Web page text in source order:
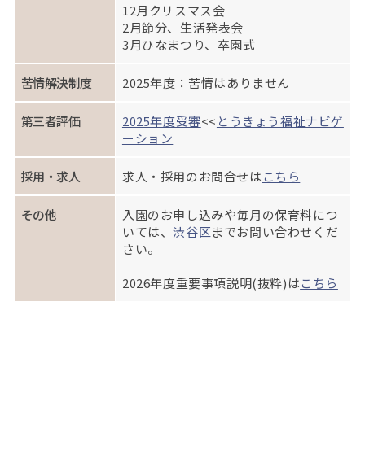
12月クリスマス会
2月節分、生活発表会
3月ひなまつり、卒園式
苦情解決制度 2025年度：苦情はありません
第三者評価 2025年度受審<< とうきょう福祉ナビゲ
ーション
採用・求人 求人・採用のお問合せは こちら
その他
入園のお申し込みや毎月の保育料につ
いては、渋谷区までお問い合わせくだ
さい。
2026年度重要事項説明(抜粋)はこちら